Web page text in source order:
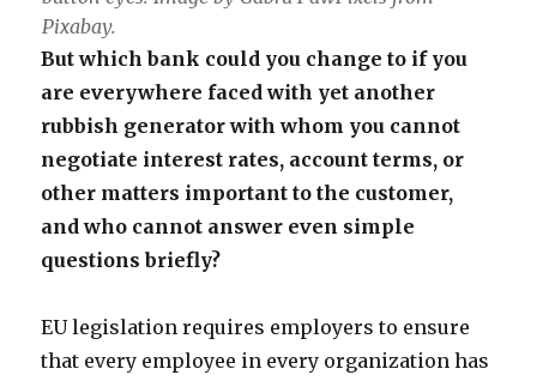
Pixabay.
But which bank could you change to if you
are everywhere faced with yet another
rubbish generator with whom you cannot
negotiate interest rates, account terms, or
other matters important to the customer,
and who cannot answer even simple
questions briefly?
EU legislation requires employers to ensure
that every employee in every organization has